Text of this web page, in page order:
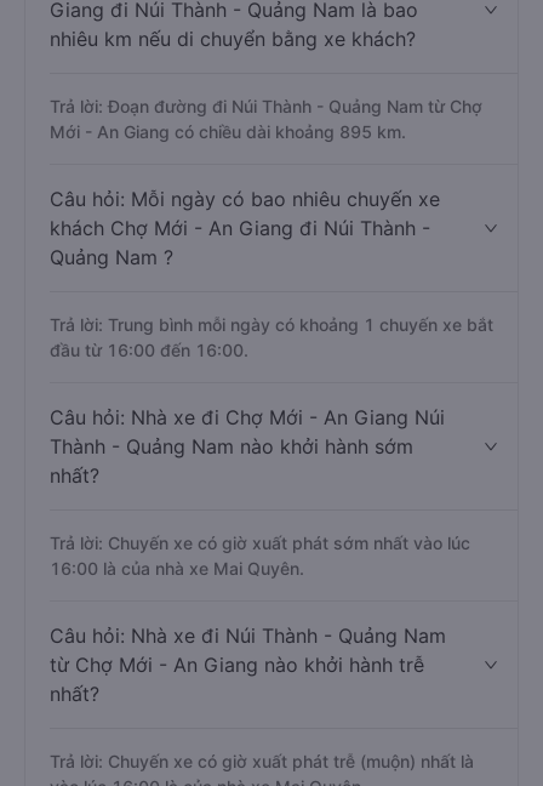
Giang đi Núi Thành - Quảng Nam là bao
nhiêu km nếu di chuyển bằng xe khách?
Trả lời: Đoạn đường đi Núi Thành - Quảng Nam từ Chợ
Mới - An Giang có chiều dài khoảng 895 km.
Câu hỏi: Mỗi ngày có bao nhiêu chuyến xe
khách Chợ Mới - An Giang đi Núi Thành -
Quảng Nam ?
Trả lời: Trung bình mỗi ngày có khoảng 1 chuyến xe bắt
đầu từ 16:00 đến 16:00.
Câu hỏi: Nhà xe đi Chợ Mới - An Giang Núi
Thành - Quảng Nam nào khởi hành sớm
nhất?
Trả lời: Chuyến xe có giờ xuất phát sớm nhất vào lúc
16:00 là của nhà xe Mai Quyên.
Câu hỏi: Nhà xe đi Núi Thành - Quảng Nam
từ Chợ Mới - An Giang nào khởi hành trễ
nhất?
Trả lời: Chuyến xe có giờ xuất phát trễ (muộn) nhất là